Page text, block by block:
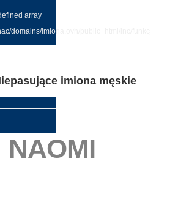
array
domains/imiona.ovh/public_html/inc/funkcje.php
imiona męskie
NAOMI